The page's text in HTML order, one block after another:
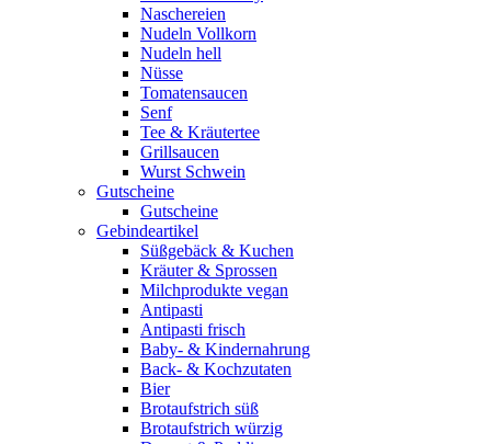
Naschereien
Nudeln Vollkorn
Nudeln hell
Nüsse
Tomatensaucen
Senf
Tee & Kräutertee
Grillsaucen
Wurst Schwein
Gutscheine
Gutscheine
Gebindeartikel
Süßgebäck & Kuchen
Kräuter & Sprossen
Milchprodukte vegan
Antipasti
Antipasti frisch
Baby- & Kindernahrung
Back- & Kochzutaten
Bier
Brotaufstrich süß
Brotaufstrich würzig